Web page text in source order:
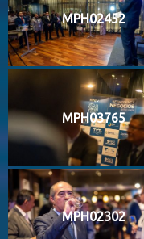
MPH02452
MPH03765
MPH02302